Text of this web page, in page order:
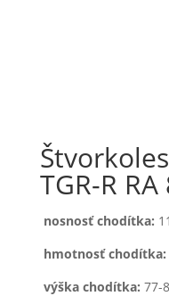
TGR-R RA
nosnosť chodítka:
hmotnosť chodítka:
výška chodítka: 77-